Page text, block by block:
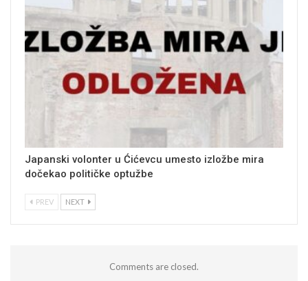
Japanski volonter u Ćićevcu umesto izložbe mira
dočekao političke optužbe
PREV NEXT
Comments are closed.